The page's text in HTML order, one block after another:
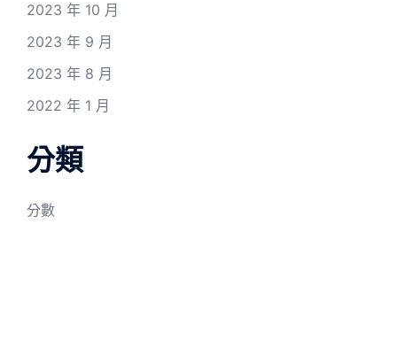
2023 年 10 月
2023 年 9 月
2023 年 8 月
2022 年 1 月
分類
分數